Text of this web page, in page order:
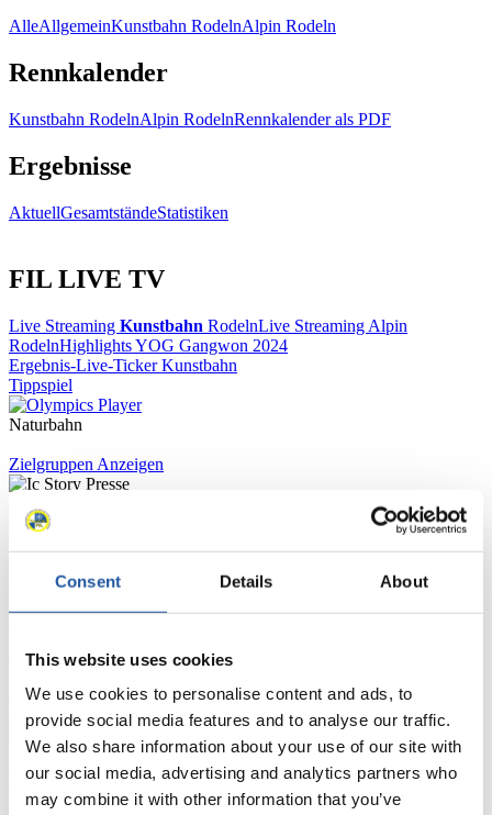
Consent Details About
This website uses cookies
We use cookies to personalise content and ads, to
provide social media features and to analyse our traffic.
We also share information about your use of our site with
our social media, advertising and analytics partners who
may combine it with other information that you’ve
AlleAllgemeinKunstbahn RodelnAlpin Rodeln
Rennkalender
Kunstbahn RodelnAlpin RodelnRennkalender als PDF
Ergebnisse
AktuellGesamtständeStatistiken
FIL LIVE TV
Live Streaming Kunstbahn RodelnLive Streaming Alpin
RodelnHighlights YOG Gangwon 2024
Ergebnis-Live-Ticker Kunstbahn
Tippspiel
Naturbahn
Zielgruppen Anzeigen
Für Presse- und Medienvertreter
Hier finden Sie Informationen für Presse- und Medienvertreter. Sie
Wettkämpfen. Außerdem können Sie Ihre Medienakkreditierung
allgemeine Neuigkeiten einholen.
>> Weiter
Für Nationale Verbände